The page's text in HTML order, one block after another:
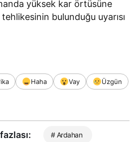
yüksek kar örtüsüne
bulunduğu uyarısı
Haha Vay
Üzgün
# Ardahan